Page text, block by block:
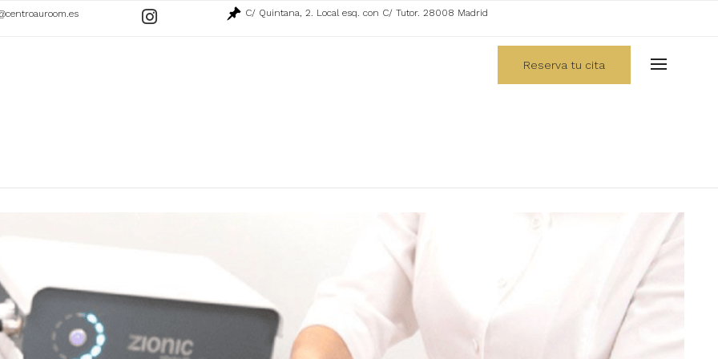
Ir
C/ Quintana, 2. Local esq. con C/ Tutor. 28008 Madrid
Reserva tu cita